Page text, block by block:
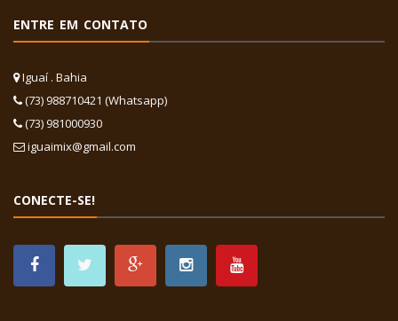
ENTRE EM CONTATO
Iguaí . Bahia
(73) 988710421 (Whatsapp)
(73) 981000930
iguaimix@gmail.com
CONECTE-SE!